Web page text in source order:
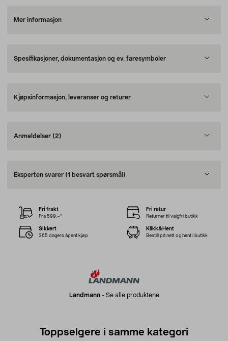
Mer informasjon
Spesifikasjoner, dokumentasjon og ev. faresymboler
Kjøpsinformasjon, leveranser og returer
Anmeldelser (2)
Eksperten svarer (1 besvart spørsmål)
Landmann- Se alle produktene
Fri frakt
Fra 599,–*
Fri retur
Returner til valgfri butikk
Sikkert
365 dagers åpent kjøp
Klikk&Hent
Bestill på nett og hent i butikk
Toppselgere i samme kategori